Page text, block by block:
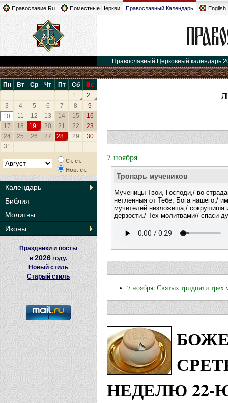
Православие.Ru Поместные Церкви Православный Календарь English
Православный Церковный календарь
Пн Вт Ср Чт Пт Сб
Вс
1
2
3
4 5 6 7 8
9
10
11 12 13 14 15
16
17
18 19 20 21 22
23
24
25 26 27 28 29
30
31
Ст. ст.
Нов. ст.
Календарь
Библия
Молитвы
Иконы
Праздники и посты
в2026 году.
Новый стиль
Старый стиль
7 ноября
Тропарь мучеников
Мученицы Твои, Господи,/ во
нетленныя от Тебе, Бога нашего,/
мучителей низложиша,/
дерзости./ Тех молитвами// спаси
7 ноября: Святых тридцати
НЕДЕЛЮ 22-